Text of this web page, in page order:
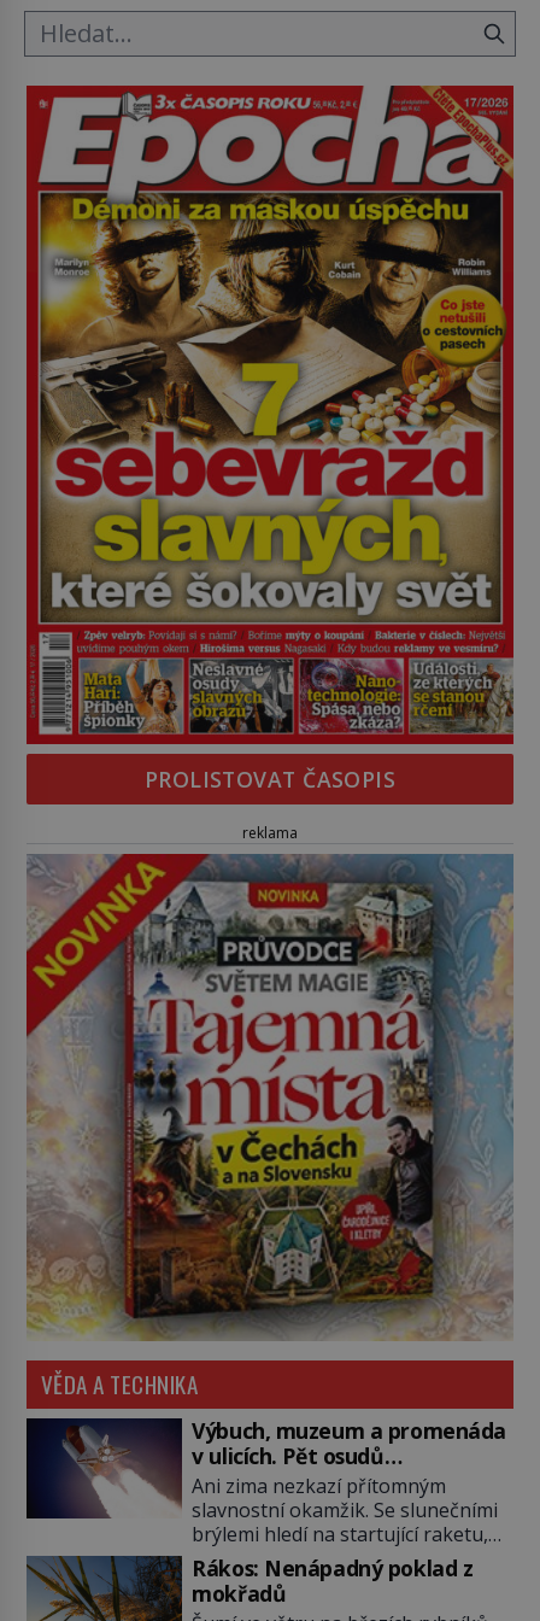
PROLISTOVAT ČASOPIS
reklama
VĚDA A TECHNIKA
Výbuch, muzeum a promenáda
v ulicích. Pět osudů
nejslavnějších raketoplánů
Ani zima nezkazí přítomným
slavnostní okamžik. Se slunečními
brýlemi hledí na startující raketu,
která má do vesmíru vynést kromě
posádky také obyčejnou učitelku.
Po několika sekundách všem
Rákos: Nenápadný poklad z
mokřadů